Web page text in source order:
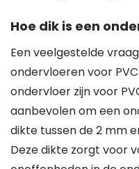
Hoe dik is een
Een veelgestelde
ondervloeren voor
ondervloer zijn voor
aanbevolen om een
dikte tussen de 2 mm
Deze dikte zorgt voor